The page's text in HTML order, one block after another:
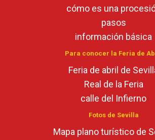
cómo es una
pasos
información básica
Para conocer la Feria de
Feria de abril de
Real de la Feria
calle del Infierno
Fotos de Sevilla
Mapa plano turístico de